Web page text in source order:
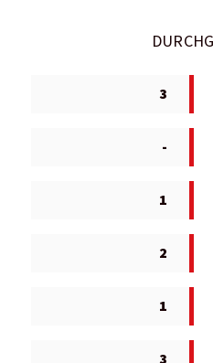
3
-
1
2
1
3